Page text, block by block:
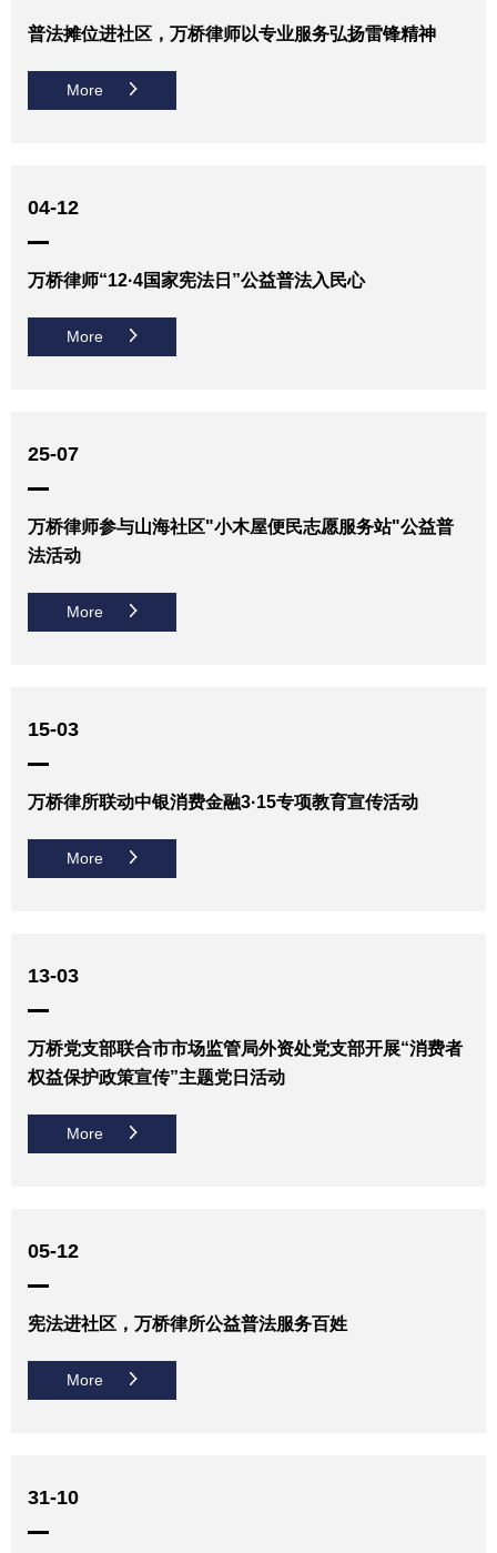
普法摊位进社区，万桥律师以专业服务弘扬雷锋精神
More
04-12
万桥律师“12·4国家宪法日”公益普法入民心
More
25-07
万桥律师参与山海社区"小木屋便民志愿服务站"公益普
法活动
More
15-03
万桥律所联动中银消费金融3·15专项教育宣传活动
More
13-03
万桥党支部联合市市场监管局外资处党支部开展“消费者
权益保护政策宣传”主题党日活动
More
05-12
宪法进社区，万桥律所公益普法服务百姓
More
31-10